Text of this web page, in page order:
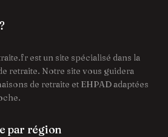
est un site spécialisé dans la
retraite. Notre site vous guidera
de retraite et EHPAD adaptées
par région